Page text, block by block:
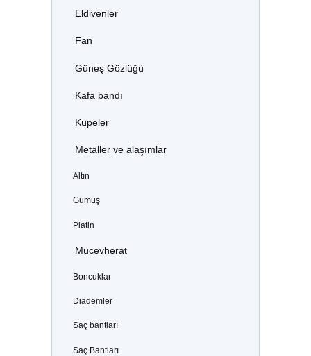
Eldivenler
Fan
Güneş Gözlüğü
Kafa bandı
Küpeler
Metaller ve alaşımlar
Altın
Gümüş
Platin
Mücevherat
Boncuklar
Diademler
Saç bantları
Saç Bantları